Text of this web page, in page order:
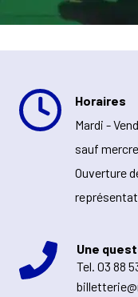
Horaires
Mardi -
sauf
Ouverture
Une
Tel. 03 88